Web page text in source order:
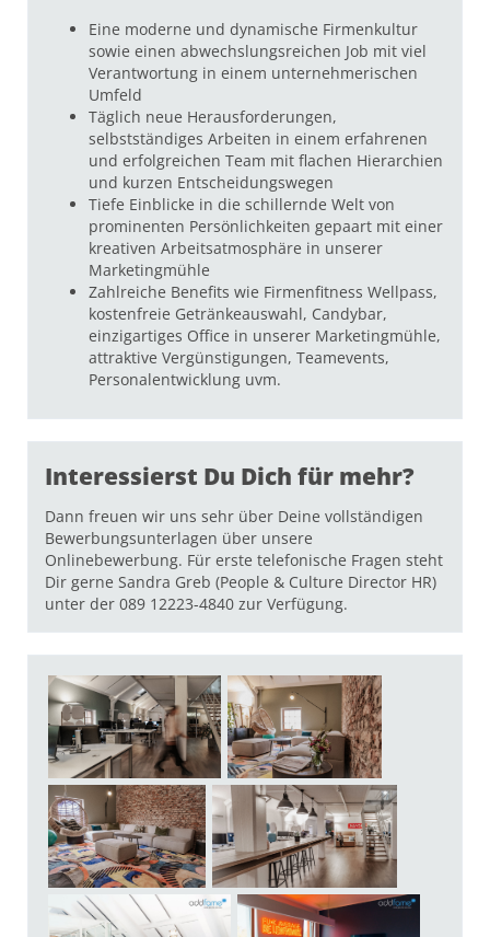
Eine moderne und dynamische Firmenkultur
sowie einen abwechslungsreichen Job mit viel
Verantwortung in einem unternehmerischen
Umfeld
Täglich neue Herausforderungen,
selbstständiges Arbeiten in einem erfahrenen
und erfolgreichen Team mit flachen Hierarchien
und kurzen Entscheidungswegen
Tiefe Einblicke in die schillernde Welt von
prominenten Persönlichkeiten gepaart mit einer
kreativen Arbeitsatmosphäre in unserer
Marketingmühle
Zahlreiche Benefits wie Firmenfitness Wellpass,
kostenfreie Getränkeauswahl, Candybar,
einzigartiges Office in unserer Marketingmühle,
attraktive Vergünstigungen, Teamevents,
Personalentwicklung uvm.
Interessierst Du Dich für mehr?
Dann freuen wir uns sehr über Deine vollständigen
Bewerbungsunterlagen über unsere
Onlinebewerbung. Für erste telefonische Fragen steht
Dir gerne Sandra Greb (People & Culture Director HR)
unter der 089 12223-4840 zur Verfügung.